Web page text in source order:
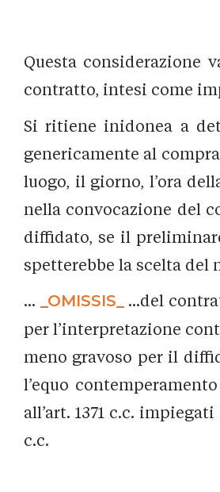
Questa considerazione
contratto, intesi come
Si ritiene inidonea a
genericamente al
luogo, il giorno, l’ora
nella convocazione del
diffidato, se il
spetterebbe la scelta del
...
_OMISSIS_
...del
per l’interpretazione
meno gravoso per il
l’equo
all’art. 1371 c.c.
c.c.